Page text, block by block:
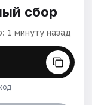
сбор
1 минуту назад